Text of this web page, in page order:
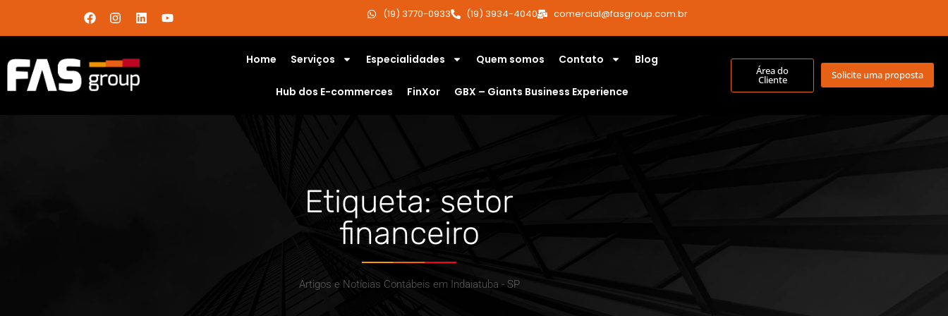
(19) 3770-0933 (19) 3934-4040 comercial@fasgroup.com.br
Home Serviços Especialidades Quem somos Contato Blog
Hub dos E-commerces FinXor GBX – Giants Business Experience
Área do
Cliente Solicite uma proposta
Etiqueta: setor
financeiro
Artigos e Notícias Contábeis em Indaiatuba - SP